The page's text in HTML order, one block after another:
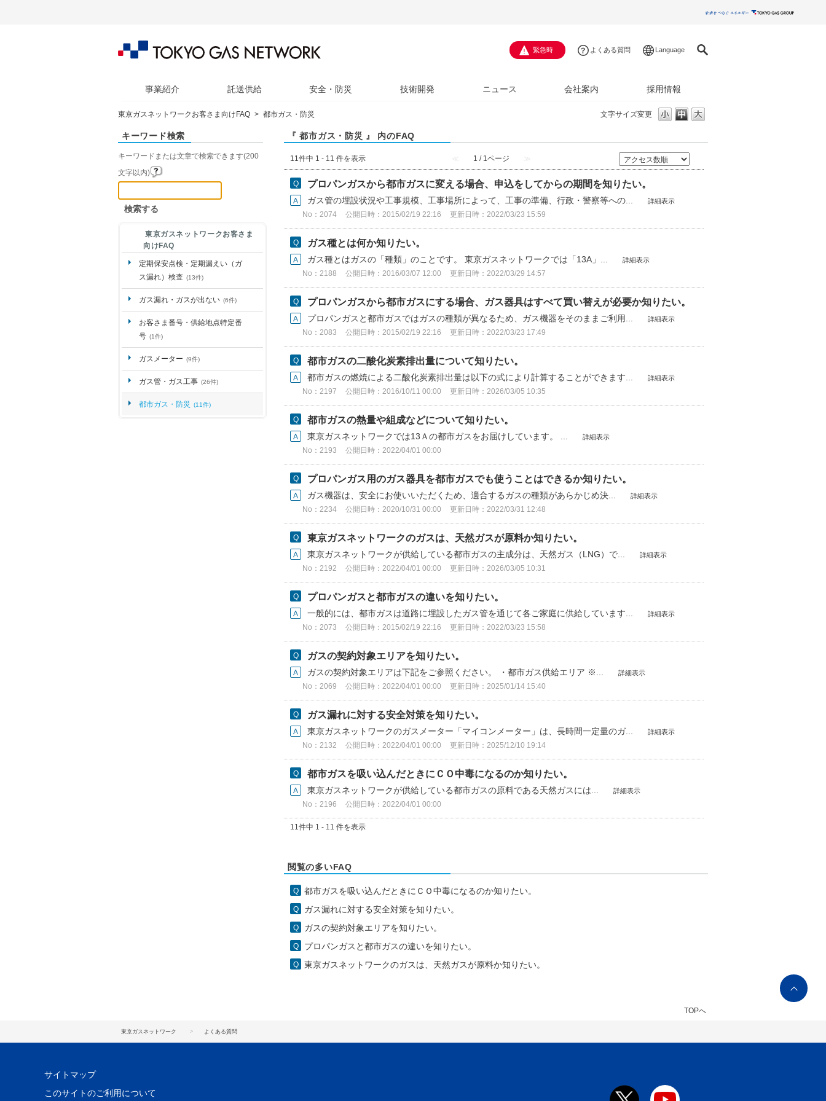
緊急時 よくある質問 Language
事業紹介 託送供給 安全・防災 技術開発 ニュース 会社案内 採用情報
文字サイズ変更
東京ガスネットワークお客さま向けFAQ > 都市ガス・防災
キーワード検索
キーワードまたは文章で検索できます(200
文字以内)
東京ガスネットワークお客さま
向けFAQ
定期保安点検・定期漏えい（ガ
ス漏れ）検査 (13件)
ガス漏れ・ガスが出ない (6件)
お客さま番号・供給地点特定番
号 (1件)
ガスメーター (9件)
ガス管・ガス工事 (26件)
都市ガス・防災 (11件)
『 都市ガス・防災 』 内のFAQ
11件中 1 - 11 件を表示 ≪ 1 / 1ページ ≫
プロパンガスから都市ガスに変える場合、申込をしてからの期間を知りたい。
ガス管の埋設状況や工事規模、工事場所によって、工事の準備、行政・警察等への... 詳細表示
No：2074 公開日時：2015/02/19 22:16 更新日時：2022/03/23 15:59
ガス種とは何か知りたい。
ガス種とはガスの「種類」のことです。 東京ガスネットワークでは「13A」... 詳細表示
No：2188 公開日時：2016/03/07 12:00 更新日時：2022/03/29 14:57
プロパンガスから都市ガスにする場合、ガス器具はすべて買い替えが必要か知りたい。
プロパンガスと都市ガスではガスの種類が異なるため、ガス機器をそのままご利用... 詳細表示
No：2083 公開日時：2015/02/19 22:16 更新日時：2022/03/23 17:49
都市ガスの二酸化炭素排出量について知りたい。
都市ガスの燃焼による二酸化炭素排出量は以下の式により計算することができます... 詳細表示
No：2197 公開日時：2016/10/11 00:00 更新日時：2026/03/05 10:35
都市ガスの熱量や組成などについて知りたい。
東京ガスネットワークでは13Ａの都市ガスをお届けしています。 ... 詳細表示
No：2193 公開日時：2022/04/01 00:00
プロパンガス用のガス器具を都市ガスでも使うことはできるか知りたい。
ガス機器は、安全にお使いいただくため、適合するガスの種類があらかじめ決... 詳細表示
No：2234 公開日時：2020/10/31 00:00 更新日時：2022/03/31 12:48
東京ガスネットワークのガスは、天然ガスが原料か知りたい。
東京ガスネットワークが供給している都市ガスの主成分は、天然ガス（LNG）で... 詳細表示
No：2192 公開日時：2022/04/01 00:00 更新日時：2026/03/05 10:31
プロパンガスと都市ガスの違いを知りたい。
一般的には、都市ガスは道路に埋設したガス管を通じて各ご家庭に供給しています... 詳細表示
No：2073 公開日時：2015/02/19 22:16 更新日時：2022/03/23 15:58
ガスの契約対象エリアを知りたい。
ガスの契約対象エリアは下記をご参照ください。 ・都市ガス供給エリア ※... 詳細表示
No：2069 公開日時：2022/04/01 00:00 更新日時：2025/01/14 15:40
ガス漏れに対する安全対策を知りたい。
東京ガスネットワークのガスメーター「マイコンメーター」は、長時間一定量のガ... 詳細表示
No：2132 公開日時：2022/04/01 00:00 更新日時：2025/12/10 19:14
都市ガスを吸い込んだときにＣＯ中毒になるのか知りたい。
東京ガスネットワークが供給している都市ガスの原料である天然ガスには... 詳細表示
No：2196 公開日時：2022/04/01 00:00
11件中 1 - 11 件を表示
閲覧の多いFAQ
都市ガスを吸い込んだときにＣＯ中毒になるのか知りたい。
ガス漏れに対する安全対策を知りたい。
ガスの契約対象エリアを知りたい。
プロパンガスと都市ガスの違いを知りたい。
東京ガスネットワークのガスは、天然ガスが原料か知りたい。
TOPへ
ペ
ー
ッ
東京ガスネットワーク よくある質問
サイトマップ
このサイトのご利用について